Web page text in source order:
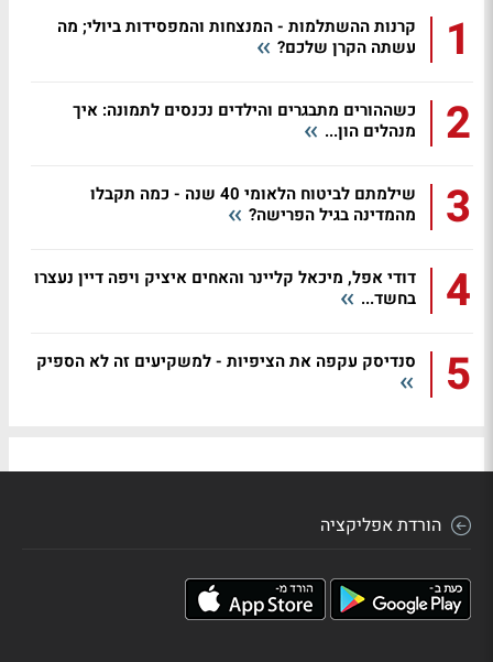
1
קרנות ההשתלמות - המנצחות והמפסידות ביולי; מה
עשתה הקרן שלכם?
2
כשההורים מתבגרים והילדים נכנסים לתמונה: איך
מנהלים הון...
3
שילמתם לביטוח הלאומי 40 שנה - כמה תקבלו
מהמדינה בגיל הפרישה?
4
דודי אפל, מיכאל קליינר והאחים איציק ויפה דיין נעצרו
בחשד...
5 סנדיסק עקפה את הציפיות - למשקיעים זה לא הספיק
הורדת אפליקציה